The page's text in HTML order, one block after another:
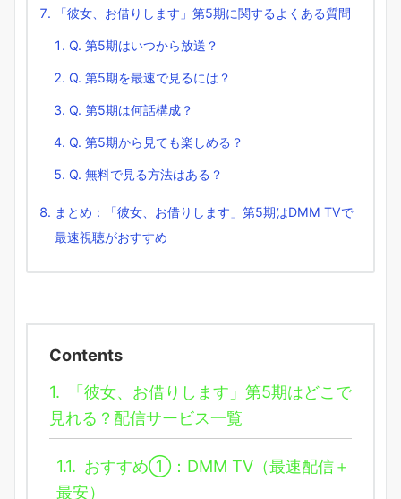
「彼女、お借りします」第5期に関するよくある質問
Q. 第5期はいつから放送？
Q. 第5期を最速で見るには？
Q. 第5期は何話構成？
Q. 第5期から見ても楽しめる？
Q. 無料で見る方法はある？
まとめ：「彼女、お借りします」第5期はDMM TVで
最速視聴がおすすめ
Contents
1.
「彼女、お借りします」第5期はどこで
見れる？配信サービス一覧
1.1. おすすめ①：DMM TV（最速配信＋
最安）